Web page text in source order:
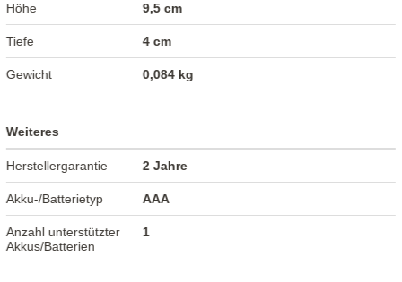
Höhe 9,5 cm
Tiefe 4 cm
Gewicht 0,084 kg
Weiteres
Herstellergarantie 2 Jahre
Akku-/Batterietyp AAA
Anzahl unterstützter
Akkus/Batterien
1